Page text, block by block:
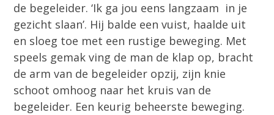
de begeleider. ‘Ik ga jou eens langzaam in je
gezicht slaan’. Hij balde een vuist, haalde uit
en sloeg toe met een rustige beweging. Met
speels gemak ving de man de klap op, bracht
de arm van de begeleider opzij, zijn knie
schoot omhoog naar het kruis van de
begeleider. Een keurig beheerste beweging.